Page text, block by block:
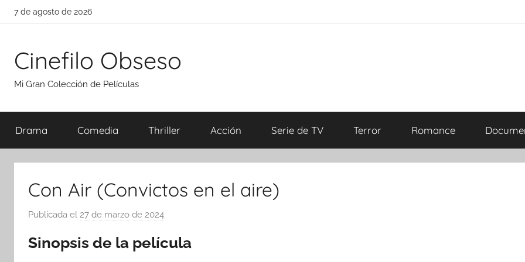
Saltar
7 de agosto de 2026
Cinefilo Obseso
Mi Gran Colección de Películas
Drama Comedia Thriller Acción Serie de TV Terror Romance
Con Air (Convictos en el aire)
Publicada el 27 de marzo de 2024
r
Sinopsis de la película